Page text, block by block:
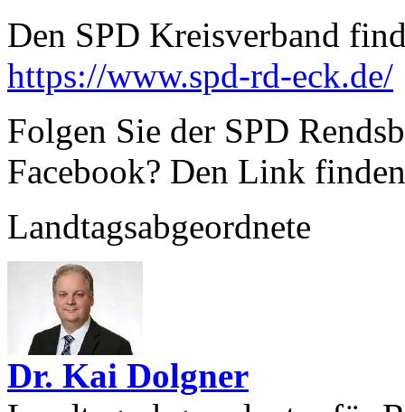
Den SPD Kreisverband
https://www.spd-rd-eck.de/
Folgen Sie der SPD
Facebook? Den Link
Landtagsabgeordnete
Dr. Kai Dolgner